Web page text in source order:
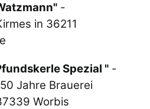
-
in 36211
Spezial " -
Jahre Brauerei
Worbis